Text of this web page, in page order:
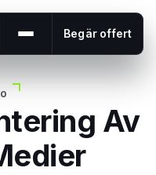
Öppna eller stäng
Begär offert
Av